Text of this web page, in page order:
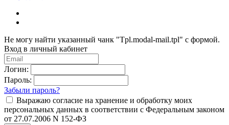
Не могу найти указанный чанк "Tpl.modal-mail.tpl" с формой.
Вход в личный кабинет
Логин:
Пароль:
Забыли пароль?
Выражаю согласие на хранение и обработку моих
персональных данных в соответствии с Федеральным законом
от 27.07.2006 N 152-ФЗ